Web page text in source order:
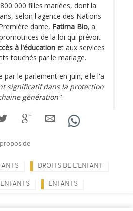
000 filles mariées, dont la
selon l'agence des Nations
dame, Fatima Bio, a
de la loi qui prévoit
à l'éducation et aux services
touchés par le mariage.
par le parlement en juin, elle l'a
significatif dans la protection
génération".
de
DROITS DE L’ENFANT
ENFANTS